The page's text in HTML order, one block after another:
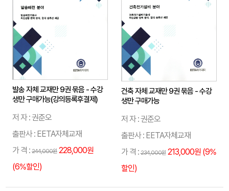
발송 자체 교재만 9권 묶음 - 수강
생만 구매가능(강의등록후결제)
저 자 : 권준오
출판사 : EETA자체교재
가 격 : 244,000원 228,000원
(6%할인)
건축 자체 교재만 9권 묶음 - 수강
생만 구매가능
저 자 : 권준오
출판사 : EETA자체교재
가 격 :234,000원 213,000원 (9%
할인)